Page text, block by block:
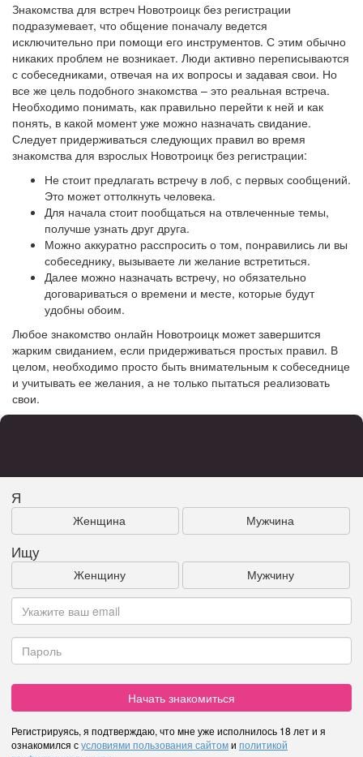
Знакомства для встреч Новотроицк без регистрации
подразумевает, что общение поначалу ведется
исключительно при помощи его инструментов. С этим обычно
никаких проблем не возникает. Люди активно переписываются
с собеседниками, отвечая на их вопросы и задавая свои. Но
все же цель подобного знакомства – это реальная встреча.
Необходимо понимать, как правильно перейти к ней и как
понять, в какой момент уже можно назначать свидание.
Следует придерживаться следующих правил во время
знакомства для взрослых Новотроицк без регистрации:
Не стоит предлагать встречу в лоб, с первых сообщений.
Это может оттолкнуть человека.
Для начала стоит пообщаться на отвлеченные темы,
получше узнать друг друга.
Можно аккуратно расспросить о том, понравились ли вы
собеседнику, вызываете ли желание встретиться.
Далее можно назначать встречу, но обязательно
договариваться о времени и месте, которые будут
удобны обоим.
Любое знакомство онлайн Новотроицк может завершится
жарким свиданием, если придерживаться простых правил. В
целом, необходимо просто быть внимательным к собеседнице
и учитывать ее желания, а не только пытаться реализовать
свои.
Я
Женщина Мужчина
Ищу
Женщину Мужчину
Начать знакомиться
Регистрируясь, я подтверждаю, что мне уже исполнилось 18 лет и я
ознакомился сусловиями пользования сайтоми политикой